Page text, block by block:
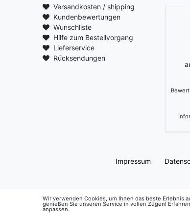
Versandkosten / shipping
Kundenbewertungen
Wunschliste
Hilfe zum Bestellvorgang
Lieferservice
Rücksendungen
Impressum
Wir verwenden Cookies, um Ihnen das beste Erlebnis
genießen Sie unseren Service in vollen Zügen!
anpassen.